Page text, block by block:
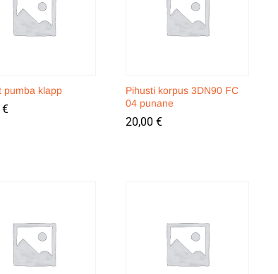
pumba klapp
€
€
Pihusti korpus 3DN90 FC
04 punane
20,00 €
20,00 €